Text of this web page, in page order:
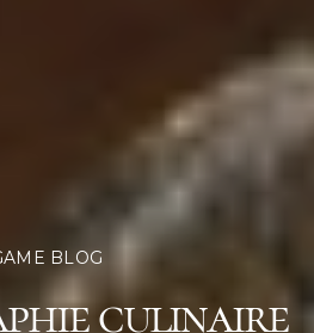
BLOG
culinaire